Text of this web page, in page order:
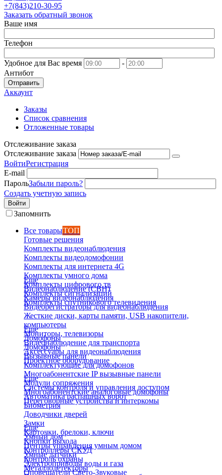
+7(843)210-30-95
Заказать обратный звонок
Ваше имя
Телефон
Удобное для Вас время
-
Антибот
Отправить
Аккаунт
Заказы
Список сравнения
Отложенные товары
Отслеживание заказа
Отслеживание заказа
ВойтиРегистрация
E-mail
ПарольЗабыли пароль?
Создать учетную запись
Войти
Запомнить
Все товарыТОП
Готовые решения
Комплекты видеонаблюдения
Комплекты видеодомофонии
Комплекты для интернета 4G
Комплекты умного дома
Комплекты цифрового тв
Комплекты сигнализаций
Комплекты спутникового телевидения
Еще
Видеонаблюдение (СВН)
Камеры видеонаблюдения
Видеорегистраторы для видеонаблюдения
Жесткие диски, карты памяти, USB накопители,
компьютеры
Мониторы, телевизоры
Видеонаблюдение для транспорта
Аксессуары для видеонаблюдения
Проектное оборудование
Еще
Домофоны
Домофоны
Вызывные панели
Комплектующие для домофонов
Многоабонентские IP вызывные панели
Модули сопряжения
Многоабонентские аналоговые домофоны
Переговорные устройства и интеркомы
Еще
Системы контроля и управления доступом
Автоматика распашных ворот
Биометрия
Доводчики дверей
Замки
Карточки, брелоки, ключи
Кнопки выхода
Контроллеры СКУД
Контроль охраны
Металлодетекторы
Еще
Умный дом
Центры управления умным домом
Умные датчики
Электроприводы воды и газа
Оповещатели Свето-Звуковые